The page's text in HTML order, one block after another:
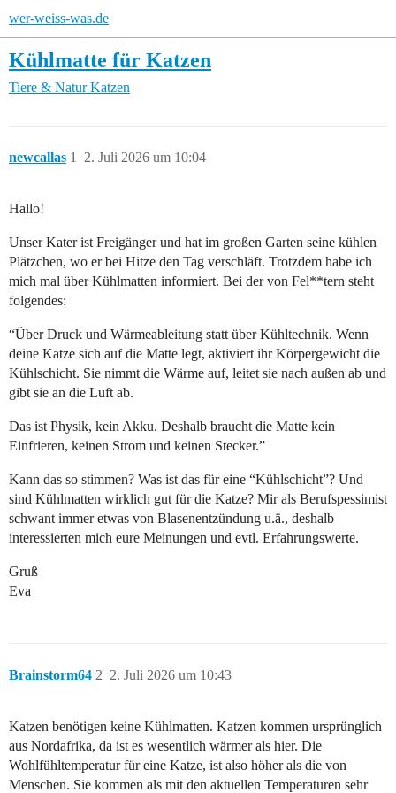
wer-weiss-was.de
Kühlmatte für Katzen
Tiere & Natur Katzen
newcallas 2. Juli 2026 um 10:04
1
Hallo!
Unser Kater ist Freigänger und hat im großen Garten seine kühlen
Plätzchen, wo er bei Hitze den Tag verschläft. Trotzdem habe ich
mich mal über Kühlmatten informiert. Bei der von Fel**tern steht
folgendes:
“Über Druck und Wärmeableitung statt über Kühltechnik. Wenn
deine Katze sich auf die Matte legt, aktiviert ihr Körpergewicht die
Kühlschicht. Sie nimmt die Wärme auf, leitet sie nach außen ab und
gibt sie an die Luft ab.
Das ist Physik, kein Akku. Deshalb braucht die Matte kein
Einfrieren, keinen Strom und keinen Stecker.”
Kann das so stimmen? Was ist das für eine “Kühlschicht”? Und
sind Kühlmatten wirklich gut für die Katze? Mir als Berufspessimist
schwant immer etwas von Blasenentzündung u.ä., deshalb
interessierten mich eure Meinungen und evtl. Erfahrungswerte.
Gruß
Eva
Brainstorm64 2. Juli 2026 um 10:43
2
Katzen benötigen keine Kühlmatten. Katzen kommen ursprünglich
aus Nordafrika, da ist es wesentlich wärmer als hier. Die
Wohlfühltemperatur für eine Katze, ist also höher als die von
Menschen. Sie kommen als mit den aktuellen Temperaturen sehr